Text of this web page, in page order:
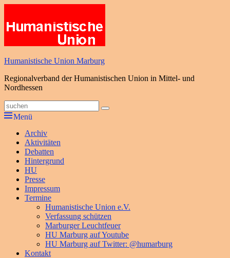
springen
Humanistische Union Marburg
Regionalverband der Humanistischen Union in Mittel- und
Nordhessen
Suche
nach:
Suchen
Menü
Primäres
Menü
Archiv
Aktivitäten
Debatten
Hintergrund
HU
Presse
Impressum
Termine
Humanistische Union e.V.
Verfassung schützen
Marburger Leuchtfeuer
HU Marburg auf Youtube
HU Marburg auf Twitter: @humarburg
Kontakt